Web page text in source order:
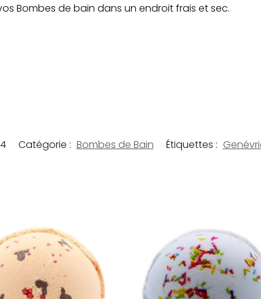
Bombes de bain dans un endroit frais et sec.
Catégorie : Bombes de Bain Étiquettes :